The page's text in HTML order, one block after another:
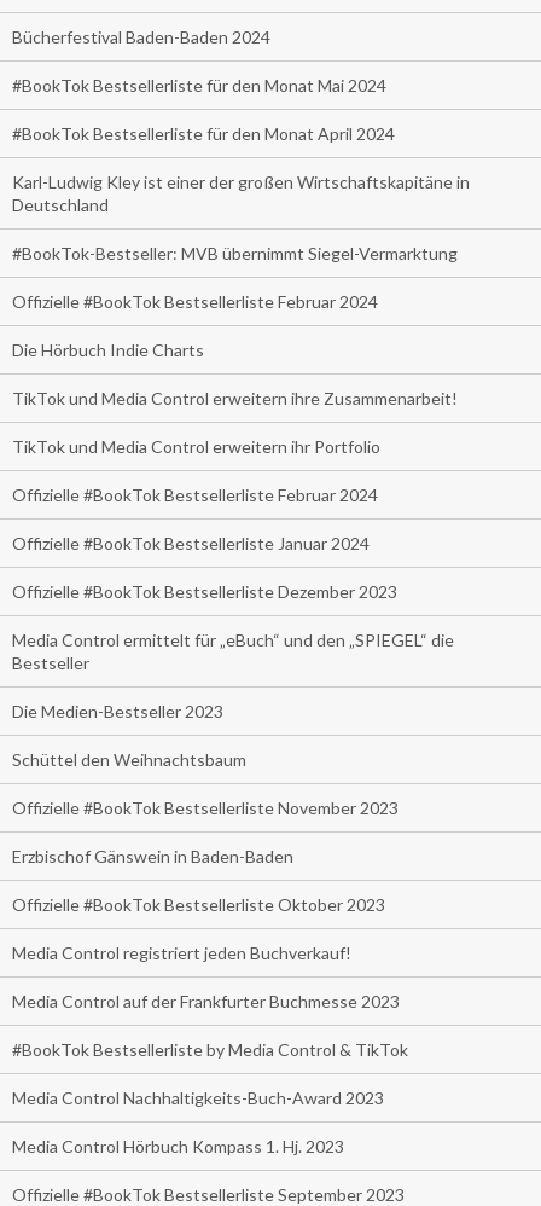
Bücherfestival Baden-Baden 2024
#BookTok Bestsellerliste für den Monat Mai 2024
#BookTok Bestsellerliste für den Monat April 2024
Karl-Ludwig Kley ist einer der großen Wirtschaftskapitäne in
Deutschland
#BookTok-Bestseller: MVB übernimmt Siegel-Vermarktung
Offizielle #BookTok Bestsellerliste Februar 2024
Die Hörbuch Indie Charts
TikTok und Media Control erweitern ihre Zusammenarbeit!
TikTok und Media Control erweitern ihr Portfolio
Offizielle #BookTok Bestsellerliste Februar 2024
Offizielle #BookTok Bestsellerliste Januar 2024
Offizielle #BookTok Bestsellerliste Dezember 2023
Media Control ermittelt für „eBuch“ und den „SPIEGEL“ die
Bestseller
Die Medien-Bestseller 2023
Schüttel den Weihnachtsbaum
Offizielle #BookTok Bestsellerliste November 2023
Erzbischof Gänswein in Baden-Baden
Offizielle #BookTok Bestsellerliste Oktober 2023
Media Control registriert jeden Buchverkauf!
Media Control auf der Frankfurter Buchmesse 2023
#BookTok Bestsellerliste by Media Control & TikTok
Media Control Nachhaltigkeits-Buch-Award 2023
Media Control Hörbuch Kompass 1. Hj. 2023
Offizielle #BookTok Bestsellerliste September 2023